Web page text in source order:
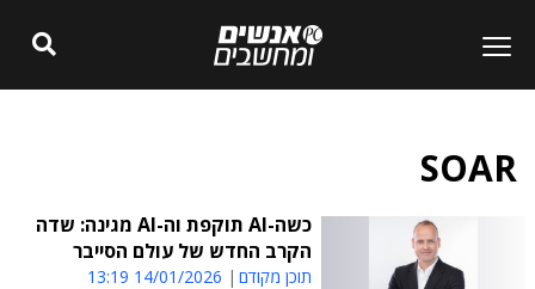
SOAR
כשה-AI תוקפת וה-AI מגינה: שדה
הקרב החדש של עולם הסייבר
תוכן מקודם 14/01/2026 13:19